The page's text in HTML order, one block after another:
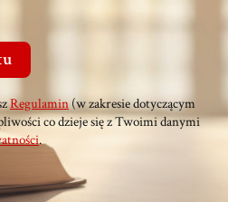
Regulamin(w zakresie dotyczącym
co dzieje się z Twoimi danymi
.